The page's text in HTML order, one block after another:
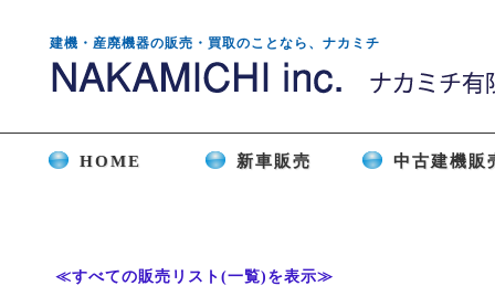
建機・産廃機器の販売・買取のことなら、ナカミチ
HOME 新車販売 中古建機販
≪すべての販売リスト(一覧)を表示≫